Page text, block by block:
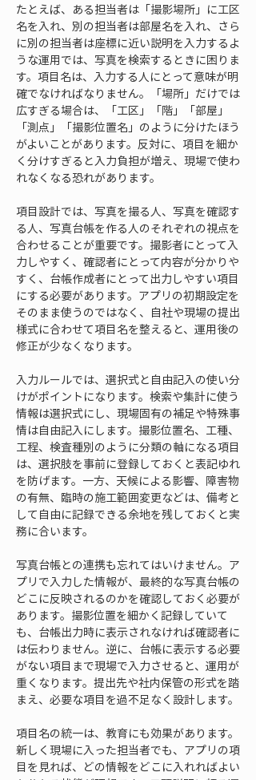
たとえば、ある担当者は「撮影場所」に工区
名を入れ、別の担当者は部屋名を入れ、さら
に別の担当者は座標に近い説明を入力するよ
うな運用では、写真を検索するときに困りま
す。項目名は、入力する人にとって意味が明
確でなければなりません。「場所」だけでは
広すぎる場合は、「工区」「階」「部屋」
「測点」「撮影位置名」のように分けたほう
がよいことがあります。反対に、項目を細か
く分けすぎると入力負担が増え、現場で使わ
れなくなる恐れがあります。
項目設計では、写真を撮る人、写真を確認す
る人、写真台帳を作る人のそれぞれの視点を
合わせることが重要です。撮影者にとって入
力しやすく、確認者にとって内容が分かりや
すく、台帳作成者にとって出力しやすい項目
にする必要があります。アプリの初期設定を
そのまま使うのではなく、自社や現場の提出
様式に合わせて項目名を整えると、運用後の
修正が少なくなります。
入力ルールでは、選択式と自由記入の使い分
けがポイントになります。検索や集計に使う
情報は選択式にし、現場固有の補足や特殊事
情は自由記入にします。撮影位置名、工種、
工程、検査種別のように分類の軸になる項目
は、選択肢を事前に登録しておくと表記ゆれ
を防げます。一方、天候による影響、障害物
の有無、臨時の施工範囲変更などは、備考と
して自由に記録できる余地を残しておくと実
務に合います。
写真台帳との連携も忘れてはいけません。ア
プリで入力した情報が、最終的な写真台帳の
どこに反映されるのかを確認しておく必要が
あります。撮影位置を細かく記録していて
も、台帳出力時に表示されなければ確認者に
は伝わりません。逆に、台帳に表示する必要
がない項目まで現場で入力させると、運用が
重くなります。提出先や社内保管の形式を踏
まえ、必要な項目を過不足なく設計します。
項目名の統一は、教育にも効果があります。
新しく現場に入った担当者でも、アプリの項
目を見れば、どの情報をどこに入れればよい